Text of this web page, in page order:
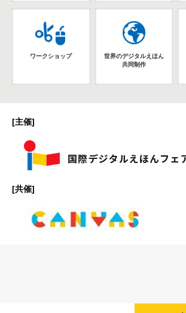
ワークショップ
世界のデジタルえほん
共同制作
[主催]
[共催]